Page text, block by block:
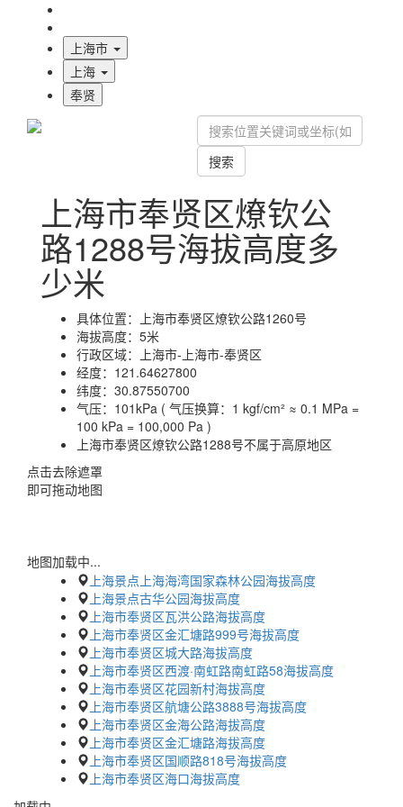
上海市
上海
奉贤
搜索
上海市奉贤区燎钦公
路1288号海拔高度多
少米
具体位置：
上海市奉贤区燎钦公路1260号
海拔高度： 5米
行政区域：
上海市-上海市-奉贤区
经度： 121.64627800
纬度： 30.87550700
气压： 101kPa ( 气压换算：1 kgf/cm² ≈ 0.1 MPa =
100 kPa = 100,000 Pa )
上海市奉贤区燎钦公路1288号不属于高原地区
点击去除遮罩
即可拖动地图
地图加载中...
上海景点上海海湾国家森林公园海拔高度
上海景点古华公园海拔高度
上海市奉贤区瓦洪公路海拔高度
上海市奉贤区金汇塘路999号海拔高度
上海市奉贤区城大路海拔高度
上海市奉贤区西渡·南虹路南虹路58海拔高度
上海市奉贤区花园新村海拔高度
上海市奉贤区航塘公路3888号海拔高度
上海市奉贤区金海公路海拔高度
上海市奉贤区金汇塘路海拔高度
上海市奉贤区国顺路818号海拔高度
上海市奉贤区海口海拔高度